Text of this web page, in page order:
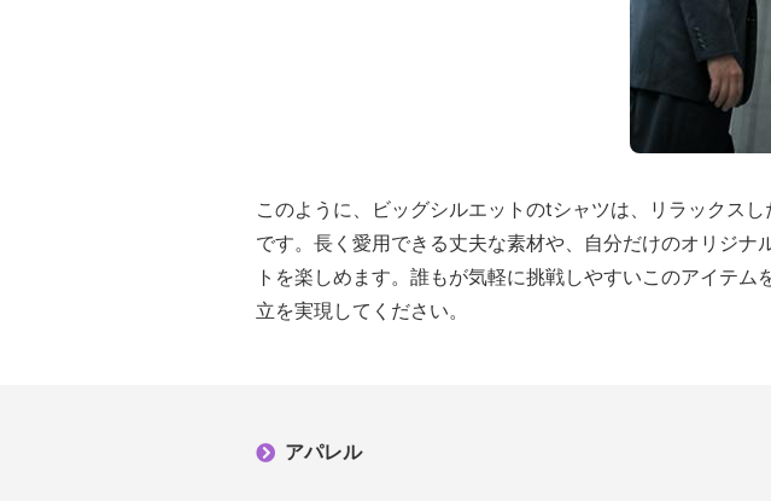
このように、ビッグシルエットのtシャツは、リラックス
です。長く愛用できる丈夫な素材や、自分だけのオリジ
トを楽しめます。誰もが気軽に挑戦しやすいこのアイテ
立を実現してください。
アパレル